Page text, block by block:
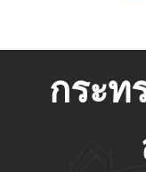
กระท